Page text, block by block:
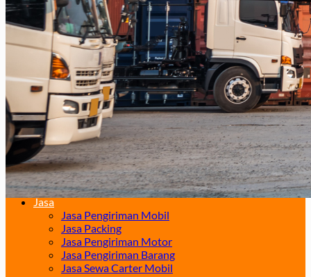
Surabaya – Tenggarong
Surabaya – Grogot
Surabaya – Sangatta
Surabaya – Tanjung Selor
Surabaya – Berau
Surabaya – Tarakan
Surabaya – Malinau
Surabaya – Bontang
Surabaya – Gorontalo
Surabaya – Kendari
Surabaya – Samarinda
Surabaya – Balikpapan
Surabaya – Manado
Surabaya – Palu
Surabaya – Makassar
Jasa
Jasa Pengiriman Mobil
Jasa Packing
Jasa Pengiriman Motor
Jasa Pengiriman Barang
Jasa Sewa Carter Mobil